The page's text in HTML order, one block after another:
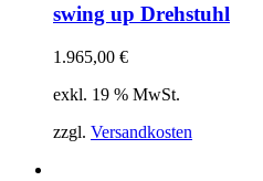
swing up Drehstuhl
1.965,00 €
exkl. 19 % MwSt.
zzgl. Versandkosten